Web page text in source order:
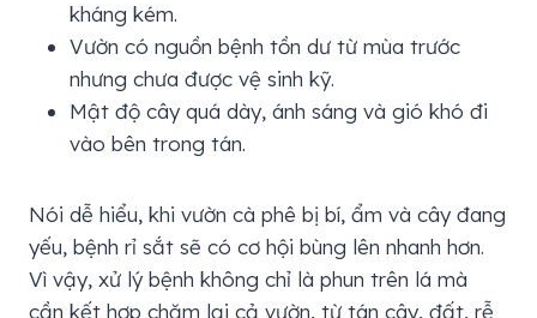
kháng kém.
Vườn có nguồn bệnh tồn dư từ mùa trước
nhưng chưa được vệ sinh kỹ.
Mật độ cây quá dày, ánh sáng và gió khó đi
vào bên trong tán.
Nói dễ hiểu, khi vườn cà phê bị bí, ẩm và cây đang
yếu, bệnh rỉ sắt sẽ có cơ hội bùng lên nhanh hơn.
Vì vậy, xử lý bệnh không chỉ là phun trên lá mà
cần kết hợp chăm lại cả vườn, từ tán cây, đất, rễ